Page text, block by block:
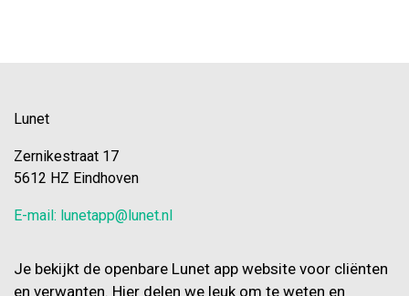
worden. Zo kunnen cliënten zo
Lunet
Zernikestraat 17
5612 HZ Eindhoven
E-mail: lunetapp@lunet.nl
Je bekijkt de openbare Lunet app website voor cliënten
en verwanten. Hier delen we leuk om te weten en